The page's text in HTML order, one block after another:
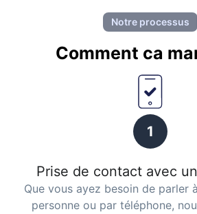
Notre processus
Comment ca
1
Prise de contact avec
Que vous ayez besoin de parler
personne ou par téléphone,